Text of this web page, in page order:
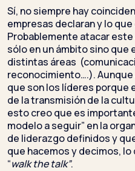
Sí, no siempre hay
empresas declaran y lo
Probablemente atacar
sólo en un ámbito sino que
distintas áreas
reconocimiento….).
que son los líderes porque
de la transmisión de la
esto creo que es
modelo a seguir” en la
de liderazgo definidos y
que hacemos y decimos,
“walk the talk”.